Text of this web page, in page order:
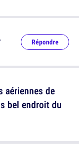
Répondre
aériennes de
bel endroit du